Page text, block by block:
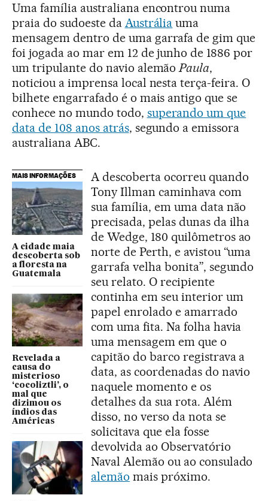
Uma família australiana encontrou numa
praia do sudoeste da Austrália uma
mensagem dentro de uma garrafa de gim que
foi jogada ao mar em 12 de junho de 1886 por
um tripulante do navio alemãoPaula,
noticiou a imprensa local nesta terça-feira. O
bilhete engarrafado é o mais antigo que se
conhece no mundo todo, superando um que
data de 108 anos atrás, segundo a emissora
australiana ABC.
MAIS INFORMAÇÕES
A cidade maia
descoberta sob
a floresta na
Guatemala
Revelada a
causa do
misterioso
‘cocoliztli’, o
mal que
dizimou os
índios das
Américas
A descoberta ocorreu quando
Tony Illman caminhava com
sua família, em uma data não
precisada, pelas dunas da ilha
de Wedge, 180 quilômetros ao
norte de Perth, e avistou “uma
garrafa velha bonita”, segundo
seu relato. O recipiente
continha em seu interior um
papel enrolado e amarrado
com uma fita. Na folha havia
uma mensagem em que o
capitão do barco registrava a
data, as coordenadas do navio
naquele momento e os
detalhes da sua rota. Além
disso, no verso da nota se
solicitava que ela fosse
devolvida ao Observatório
Naval Alemão ou ao consulado
alemão mais próximo.